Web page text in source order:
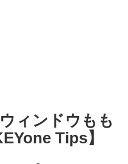
ィンドウもも
Tips】